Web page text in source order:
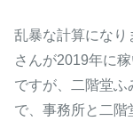
乱暴な計算になり
さんが2019年に
ですが、二階堂
で、事務所と二階